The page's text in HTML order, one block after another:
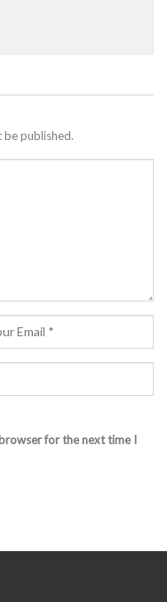
be published.
for the next time I